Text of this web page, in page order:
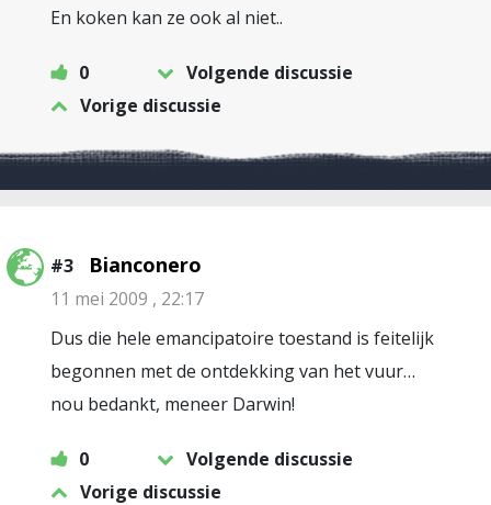
En koken kan ze ook al niet..
0
Volgende discussie
Vorige discussie
#3 Bianconero
11 mei 2009 , 22:17
Dus die hele emancipatoire toestand is feitelijk
begonnen met de ontdekking van het vuur…
nou bedankt, meneer Darwin!
0
Volgende discussie
Vorige discussie